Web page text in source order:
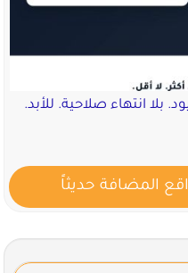
المضافة حديثاً